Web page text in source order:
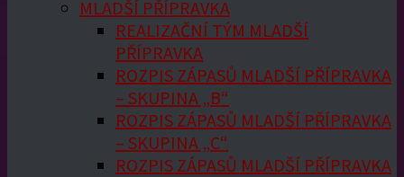
MLADŠÍ PŘÍPRAVKA
REALIZAČNÍ TÝM MLADŠÍ
PŘÍPRAVKA
ROZPIS ZÁPASŮ MLADŠÍ PŘÍPRAVKA
– SKUPINA „B“
ROZPIS ZÁPASŮ MLADŠÍ PŘÍPRAVKA
– SKUPINA „C“
ROZPIS ZÁPASŮ MLADŠÍ PŘÍPRAVKA